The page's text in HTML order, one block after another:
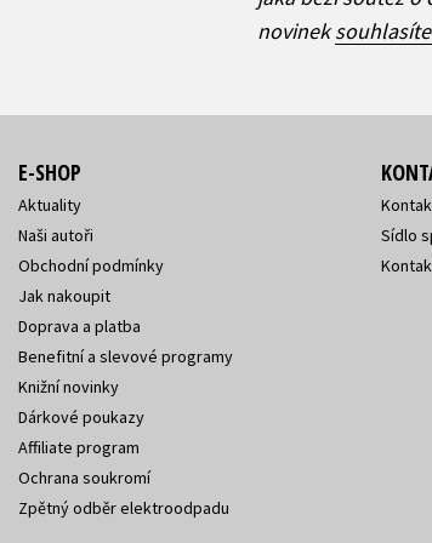
novinek
E-SHOP
Aktuality
Naši autoři
Obchodní podmínky
Jak nakoupit
Doprava a platba
Benefitní a slevové programy
Knižní novinky
Dárkové poukazy
Affiliate program
Ochrana soukromí
Zpětný odběr elektroodpadu
Sídlo